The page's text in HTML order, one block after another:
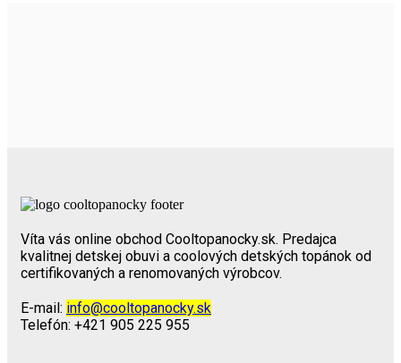
Víta vás online obchod Cooltopanocky.sk. Predajca
kvalitnej detskej obuvi a coolových detských topánok od
certifikovaných a renomovaných výrobcov.
E-mail: info@cooltopanocky.sk
Telefón: +421 905 225 955